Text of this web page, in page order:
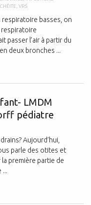
VRS
respiratoire basses, on
respiratoire
passer l’air à partir du
deux bronches ...
LMDM
pédiatre
Aujourd’hui,
parle des otites et
première partie de
...